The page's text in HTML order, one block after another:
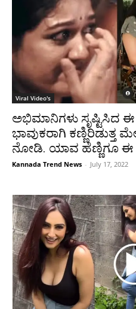
Viral Video's
ಅಭಿಮಾನಿಗಳು
ಭಾವುಕರಾಗಿ ಕಣ್ಣಿರಿಡುತ್ತ
ನೋಡಿ. ಯಾವ ಹೆಣ್ಣಿಗೂ ಈ
Kannada Trend News - July 17, 2022